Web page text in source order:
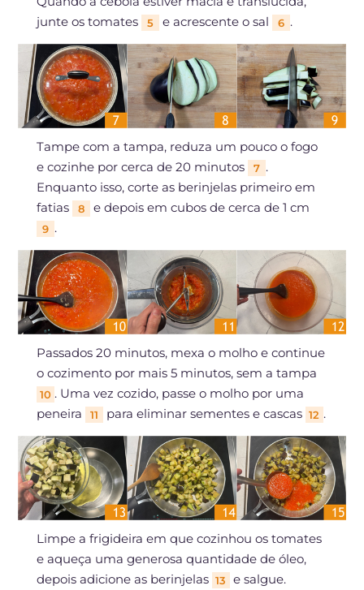
junte os tomates
5 e acrescente o sal 6 .
Tampe com a tampa, reduza um pouco o fogo
e cozinhe por cerca de 20 minutos
7 .
Enquanto isso, corte as berinjelas primeiro em
fatias
8 e depois em cubos de cerca de 1 cm
9 .
Passados 20 minutos, mexa o molho e continue
o cozimento por mais 5 minutos, sem a tampa
10 . Uma vez cozido, passe o molho por uma
peneira
11 para eliminar sementes e cascas 12 .
Limpe a frigideira em que cozinhou os tomates
e aqueça uma generosa quantidade de óleo,
depois adicione as berinjelas 13
e salgue.